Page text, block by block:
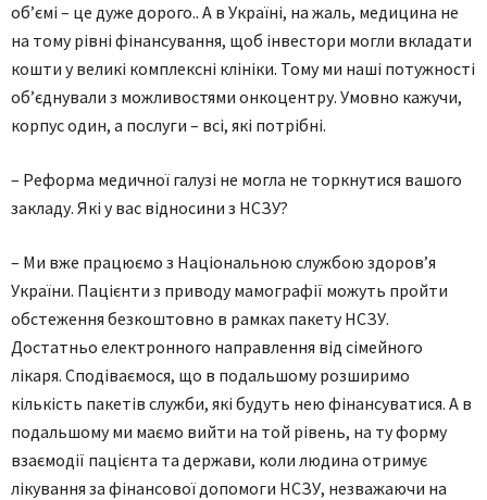
об’ємі – це дуже дорого.. А в Україні, на жаль, медицина не
на тому рівні фінансування, щоб інвестори могли вкладати
кошти у великі комплексні клініки. Тому ми наші потужності
об’єднували з можливостями онкоцентру. Умовно кажучи,
корпус один, а послуги – всі, які потрібні.
– Реформа медичної галузі не могла не торкнутися вашого
закладу. Які у вас відносини з НСЗУ?
– Ми вже працюємо з Національною службою здоров’я
України. Пацієнти з приводу мамографії можуть пройти
обстеження безкоштовно в рамках пакету НСЗУ.
Достатньо електрон­ного направлення від сімейного
лікаря. Сподіваємося, що в подальшому розширимо
кількість пакетів служби, які будуть нею фінансуватися. А в
подальшому ми маємо вийти на той рівень, на ту форму
взаємодії пацієнта та держави, коли людина отримує
лікування за фінансової допомоги НСЗУ, незважаючи на